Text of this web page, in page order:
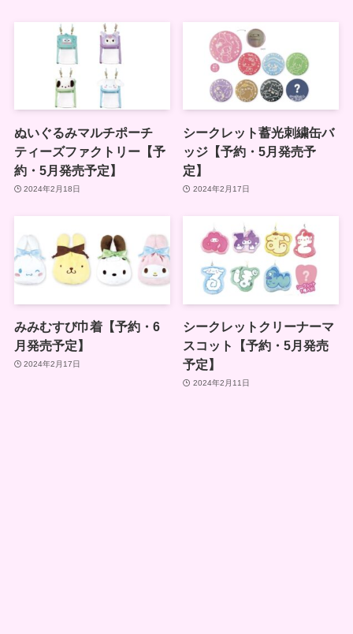
ぬいぐるみマルチポーチ
ティーズファクトリー【予
約・5月発売予定】
2024年2月18日
シークレット蓄光刺繍缶バ
ッジ【予約・5月発売予
定】
2024年2月17日
みみむすび巾着【予約・6
月発売予定】
2024年2月17日
シークレットクリーナーマ
スコット【予約・5月発売
予定】
2024年2月11日